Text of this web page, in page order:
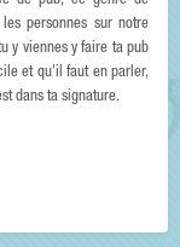
personnes sur notre
y viennes y faire ta pub
et qu'il faut en parler,
dans ta signature.